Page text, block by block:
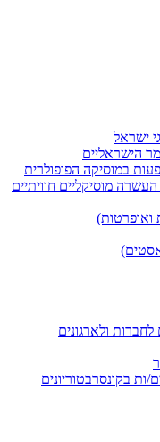
ישראל
הישראליים
במוסיקה הפופולרית
מוסיקליים חוויתיים
ואופרטות)
ולארגונים
ות בקונסרבטוריונים